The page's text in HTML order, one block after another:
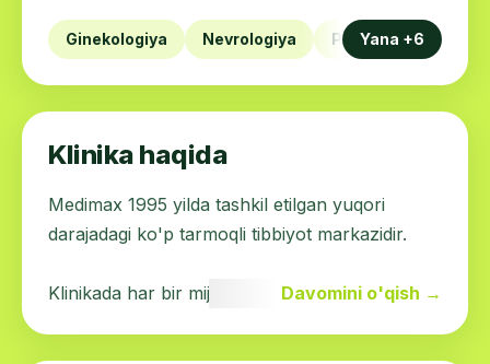
Ginekologiya Nevrologiya Proktologiya
Yana +6
Klinika haqida
Medimax 1995 yilda tashkil etilgan yuqori
darajadagi ko'p tarmoqli tibbiyot markazidir.
Klinikada har bir mijozga individual yondashuv
Davomini o'qish →